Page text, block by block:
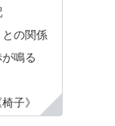
の関係
鳴る
子》